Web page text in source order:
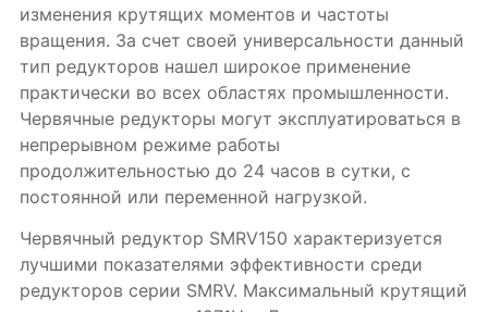
изменения крутящих моментов и частоты
вращения. За счет своей универсальности данный
тип редукторов нашел широкое применение
практически во всех областях промышленности.
Червячные редукторы могут эксплуатироваться в
непрерывном режиме работы
продолжительностью до 24 часов в сутки, с
постоянной или переменной нагрузкой.
Червячный редуктор SMRV150 характеризуется
лучшими показателями эффективности среди
редукторов серии SMRV. Максимальный крутящий